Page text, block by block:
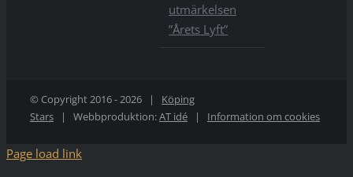
utmärkelsen
”Årets Lyft”
© Copyright 2016 -2026 | Köping
Stars | Webbproduktion:AT idé | Information om cookies
Page load link